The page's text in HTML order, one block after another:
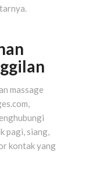
massage
pagi, siang,
kontak yang